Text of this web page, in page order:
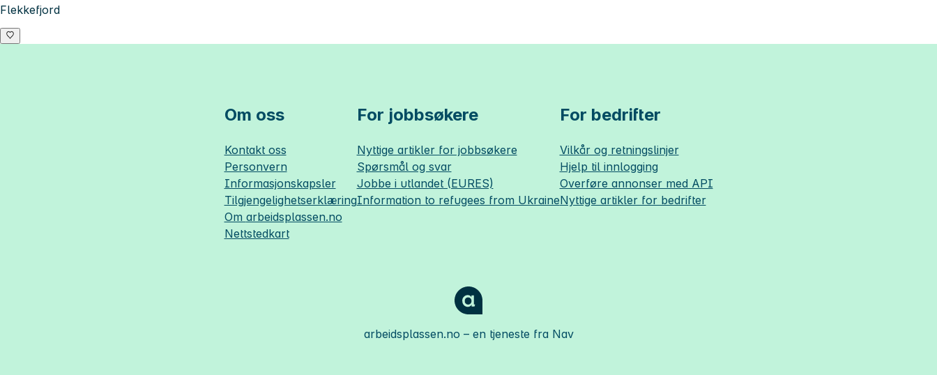
Flekkefjord
Om oss
Kontakt oss
Personvern
Informasjonskapsler
Tilgjengelighetserklæring
Om arbeidsplassen.no
Nettstedkart
For jobbsøkere
Nyttige artikler for jobbsøkere
Spørsmål og svar
Jobbe i utlandet (EURES)
Information to refugees from Ukraine
For bedrifter
Vilkår og retningslinjer
Hjelp til innlogging
Overføre annonser med API
Nyttige artikler for bedrifter
arbeidsplassen.no – en tjeneste fra Nav